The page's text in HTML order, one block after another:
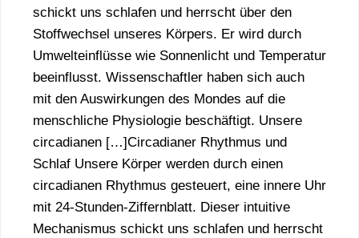
schickt uns schlafen und herrscht über den
Stoffwechsel unseres Körpers. Er wird durch
Umwelteinflüsse wie Sonnenlicht und Temperatur
beeinflusst. Wissenschaftler haben sich auch
mit den Auswirkungen des Mondes auf die
menschliche Physiologie beschäftigt. Unsere
circadianen […]Circadianer Rhythmus und
Schlaf Unsere Körper werden durch einen
circadianen Rhythmus gesteuert, eine innere Uhr
mit 24-Stunden-Ziffernblatt. Dieser intuitive
Mechanismus schickt uns schlafen und herrscht